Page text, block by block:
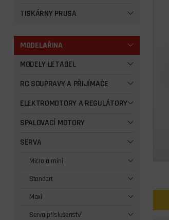
TISKÁRNY PRUSA
MODELAŘINA
MODELY LETADEL
RC SOUPRAVY A PŘIJÍMAČE
ELEKTROMOTORY A REGULÁTORY
SPALOVACÍ MOTORY
SERVA
Micro a mini
Standart
Maxi
Serva příslušenství